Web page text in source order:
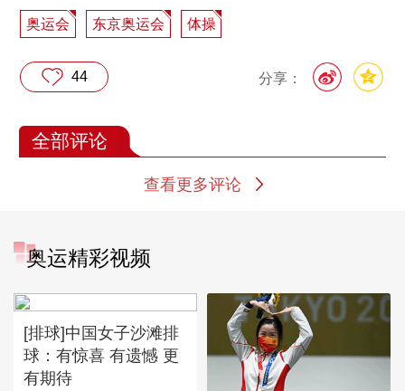
奥运会 东京奥运会 体操
分享：
44
全部评论
查看更多评论
奥运精彩视频
[排球]中国女子沙滩排
球：有惊喜 有遗憾 更
有期待